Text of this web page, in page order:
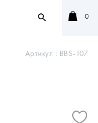
search 0
Артикул : BBS-107